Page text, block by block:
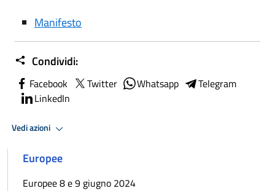
Manifesto
Condividi:
Facebook Twitter Whatsapp
Telegram
LinkedIn
Vedi azioni
Europee
Europee 8 e 9 giugno 2024